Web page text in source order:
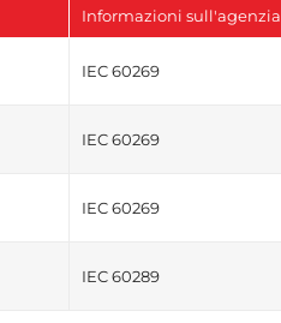
Informazioni sull'agenzia
IEC 60269
IEC 60269
IEC 60269
IEC 60289